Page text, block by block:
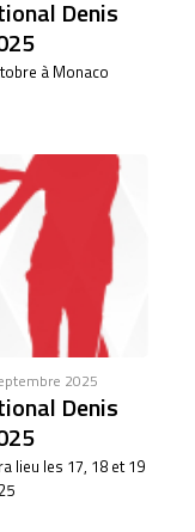
Denis
à Monaco
2025
Denis
lieu les 17, 18 et 19